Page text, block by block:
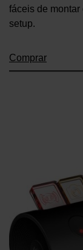
fáceis de
setup.
Comprar